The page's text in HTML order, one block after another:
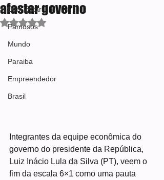
Bem-estar
Famosos
Mundo
Paraiba
Empreendedor
Brasil
afastar governo
Avaliado com NaN de 5 estrelas.
Integrantes da equipe econômica do
governo do presidente da República,
Luiz Inácio Lula da Silva (PT), veem o
fim da escala 6×1 como uma pauta